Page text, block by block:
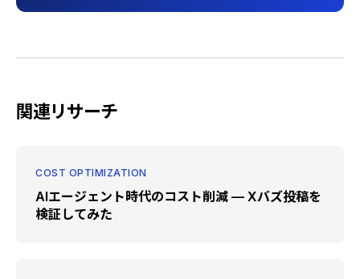
関連リサーチ
COST OPTIMIZATION
AIエージェント時代のコスト削減 — Xバズ投稿を
検証してみた